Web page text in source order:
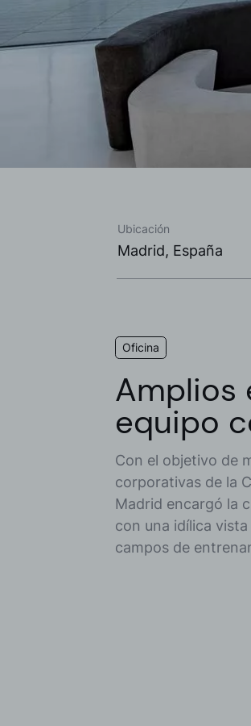
Ubicación
Madrid, España
Oficina
Amplios
equipo
Con el objetivo de
corporativas de la
Madrid encargó la
con una idílica
campos de